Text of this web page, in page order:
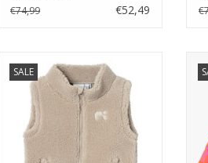
€74,99 €52,49
SALE
WAISTCOAT Pure Cashmere
TOEVOEGEN AAN WINKELWAGEN